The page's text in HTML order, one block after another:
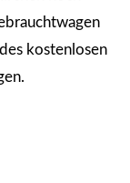
kostenlosen